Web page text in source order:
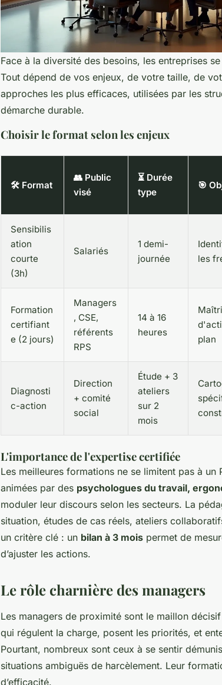
Face à la diversité des besoins, les entreprises
Tout dépend de vos enjeux, de votre taille, de
approches les plus efficaces, utilisées par les
démarche durable.
Choisir le format selon les enjeux
🛠️ Format
👥 Public
visé
⏳ Durée
type
🎯
Sensibilis
ation
courte
(3h)
Salariés
1 demi-
journée
les
Formation
certifiant
e (2 jours)
Managers
, CSE,
référents
RPS
14 à 16
heures
plan
Diagnosti
c-action
Direction
+ comité
social
Étude + 3
ateliers
sur 2
mois
L'importance de l'expertise certifiée
Les meilleures formations ne se limitent pas à
animées par des psychologues du travail,
moduler leur discours selon les secteurs. La
situation, études de cas réels, ateliers
un critère clé : un bilan à 3 mois permet de
d’ajuster les actions.
Le rôle charnière des managers
Les managers de proximité sont le maillon
qui régulent la charge, posent les priorités, et
Pourtant, nombreux sont ceux à se sentir
situations ambiguës de harcèlement. Leur
d’efficacité.